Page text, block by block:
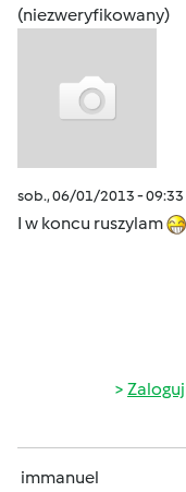
(niezweryfikowany)
sob., 06/01/2013 - 09:33
I w koncu ruszylam
Zaloguj
immanuel